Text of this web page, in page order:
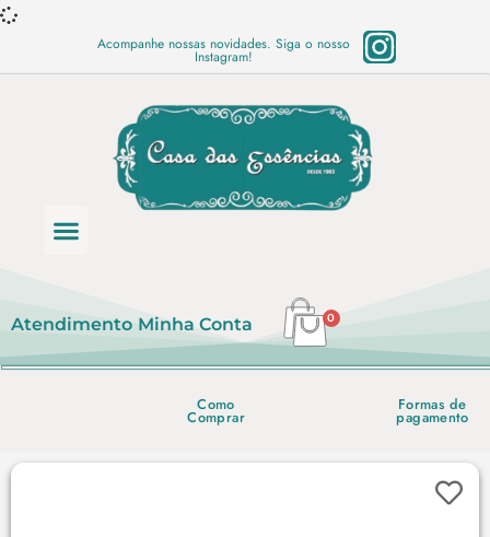
Acompanhe nossas novidades. Siga o nosso
Instagram!
Atendimento Minha Conta 0
Como
Comprar
Formas de
pagamento